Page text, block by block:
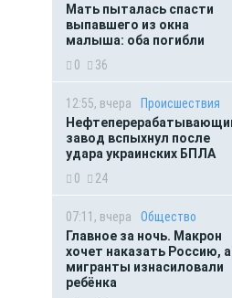
Мать пыталась спасти
выпавшего из окна
малыша: оба погибли
0
36
12:55, вчера
Происшествия
завод вспыхнул после
удара украинских БПЛА
0
24
07:11, вчера
Общество
Главное за ночь. Макрон
хочет наказать Россию, а
мигранты изнасиловали
ребёнка